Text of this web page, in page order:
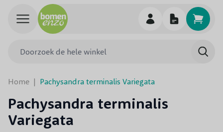
Ga naar de inhoud
Home | Pachysandra terminalis Variegata
Pachysandra terminalis
Variegata